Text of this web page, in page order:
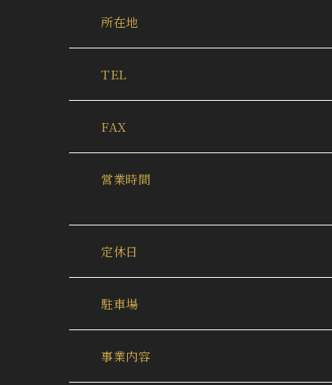
所在地
TEL
FAX
営業時間
定休日
駐車場
事業内容